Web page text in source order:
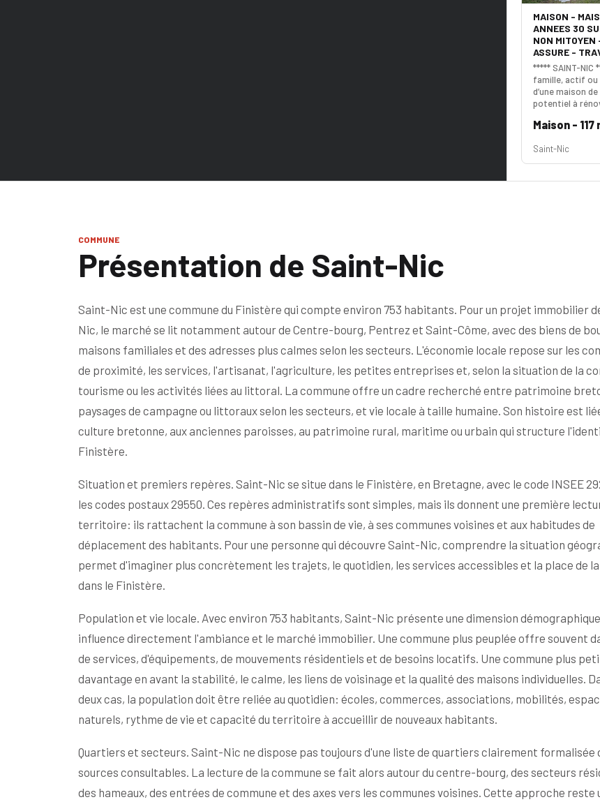
MAISON -
ANNEES 30
NON MITOYEN
ASSURE -
***** SAINT-NIC
famille, actif ou
d’une maison
potentiel à
pépite des
doute vous
découvrirez
d’environ 30
une exposition
Maison - 117
Saint-Nic
COMMUNE
Présentation de Saint-Nic
Saint-Nic est une commune du Finistère qui compte environ 753 habitants. Pour un projet immobilier
Nic, le marché se lit notamment autour de Centre-bourg, Pentrez et Saint-Côme, avec des biens de
maisons familiales et des adresses plus calmes selon les secteurs. L'économie locale repose sur les
de proximité, les services, l'artisanat, l'agriculture, les petites entreprises et, selon la situation de la
tourisme ou les activités liées au littoral. La commune offre un cadre recherché entre patrimoine
paysages de campagne ou littoraux selon les secteurs, et vie locale à taille humaine. Son histoire est
culture bretonne, aux anciennes paroisses, au patrimoine rural, maritime ou urbain qui structure
Finistère.
Situation et premiers repères. Saint-Nic se situe dans le Finistère, en Bretagne, avec le code INSEE
les codes postaux 29550. Ces repères administratifs sont simples, mais ils donnent une première
territoire: ils rattachent la commune à son bassin de vie, à ses communes voisines et aux habitudes de
déplacement des habitants. Pour une personne qui découvre Saint-Nic, comprendre la situation
permet d'imaginer plus concrètement les trajets, le quotidien, les services accessibles et la place de
dans le Finistère.
Population et vie locale. Avec environ 753 habitants, Saint-Nic présente une dimension
influence directement l'ambiance et le marché immobilier. Une commune plus peuplée offre souvent
de services, d'équipements, de mouvements résidentiels et de besoins locatifs. Une commune plus
davantage en avant la stabilité, le calme, les liens de voisinage et la qualité des maisons individuelles.
deux cas, la population doit être reliée au quotidien: écoles, commerces, associations, mobilités,
naturels, rythme de vie et capacité du territoire à accueillir de nouveaux habitants.
Quartiers et secteurs. Saint-Nic ne dispose pas toujours d'une liste de quartiers clairement formalisée
sources consultables. La lecture de la commune se fait alors autour du centre-bourg, des secteurs
des hameaux, des entrées de commune et des axes vers les communes voisines. Cette approche reste